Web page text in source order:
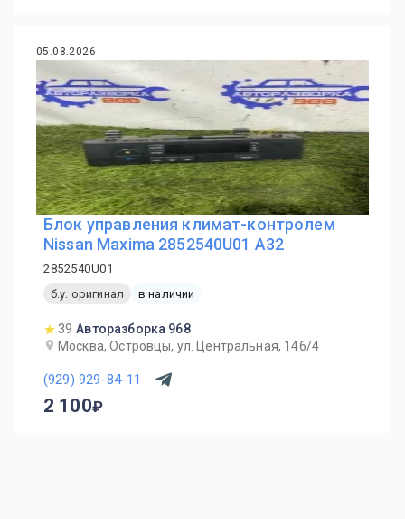
05.08.2026
Блок управления климат-контролем
Nissan Maxima 2852540U01 A32
2852540U01
б.у. оригинал
в наличии
39 Авторазборка 968
Москва, Островцы, ул. Центральная, 146/4
(929) 929-84-11
2 100